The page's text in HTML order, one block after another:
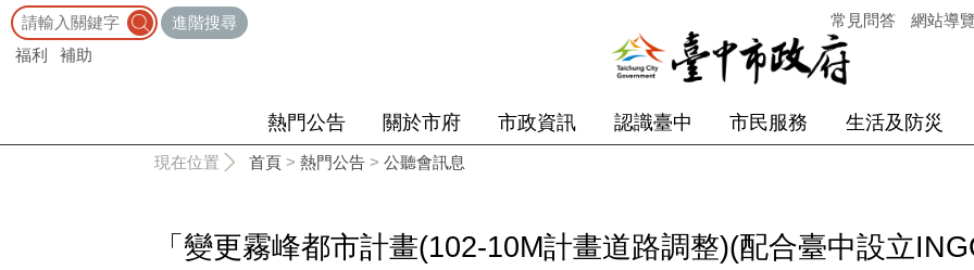
進階搜尋
福利
補助
常見問答 網站導
熱門公告 關於市府 市政資訊 認識臺中 市民服務 生活及防災
現在位置 首頁 > 熱門公告 > 公聽會訊息
「變更霧峰都市計畫(102-10M計畫道路調整)(配合臺中設立